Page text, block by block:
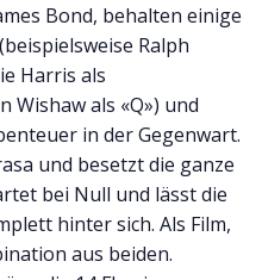
Bond, behalten einige
Ralph
Harris als
Wishaw als «Q») und
in der Gegenwart.
und besetzt die ganze
bei Null und lässt die
hinter sich. Als Film,
aus beiden.